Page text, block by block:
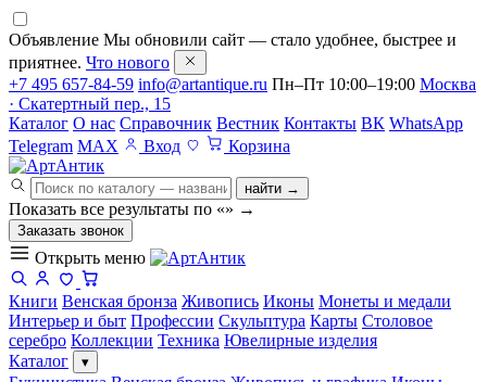
Объявление Мы обновили сайт — стало удобнее, быстрее и
приятнее. Что нового
+7 495 657-84-59 info@artantique.ru Пн–Пт 10:00–19:00 Москва
· Скатертный пер., 15
Каталог О нас Справочник Вестник Контакты ВК WhatsApp
Telegram MAX Вход Корзина
найти →
Показать все результаты по «» →
Заказать звонок
Открыть меню
Книги Венская бронза Живопись Иконы Монеты и медали
Интерьер и быт Профессии Скульптура Карты Столовое
серебро Коллекции Техника Ювелирные изделия
Каталог
▾